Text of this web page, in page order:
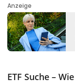
ETF Suche –